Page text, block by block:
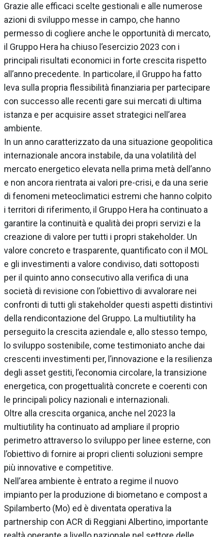
Grazie alle efficaci scelte gestionali e alle numerose
azioni di sviluppo messe in campo, che hanno
permesso di cogliere anche le opportunità di mercato,
il Gruppo Hera ha chiuso l’esercizio 2023 con i
principali risultati economici in forte crescita rispetto
all’anno precedente. In particolare, il Gruppo ha fatto
leva sulla propria flessibilità finanziaria per partecipare
con successo alle recenti gare sui mercati di ultima
istanza e per acquisire asset strategici nell’area
ambiente.
In un anno caratterizzato da una situazione geopolitica
internazionale ancora instabile, da una volatilità del
mercato energetico elevata nella prima metà dell’anno
e non ancora rientrata ai valori pre-crisi, e da una serie
di fenomeni meteoclimatici estremi che hanno colpito
i territori di riferimento, il Gruppo Hera ha continuato a
garantire la continuità e qualità dei propri servizi e la
creazione di valore per tutti i propri stakeholder. Un
valore concreto e trasparente, quantificato con il MOL
e gli investimenti a valore condiviso, dati sottoposti
per il quinto anno consecutivo alla verifica di una
società di revisione con l’obiettivo di avvalorare nei
confronti di tutti gli stakeholder questi aspetti distintivi
della rendicontazione del Gruppo. La multiutility ha
perseguito la crescita aziendale e, allo stesso tempo,
lo sviluppo sostenibile, come testimoniato anche dai
crescenti investimenti per, l’innovazione e la resilienza
degli asset gestiti, l’economia circolare, la transizione
energetica, con progettualità concrete e coerenti con
le principali policy nazionali e internazionali.
Oltre alla crescita organica, anche nel 2023 la
multiutility ha continuato ad ampliare il proprio
perimetro attraverso lo sviluppo per linee esterne, con
l’obiettivo di fornire ai propri clienti soluzioni sempre
più innovative e competitive.
Nell’area ambiente è entrato a regime il nuovo
impianto per la produzione di biometano e compost a
Spilamberto (Mo) ed è diventata operativa la
partnership con ACR di Reggiani Albertino, importante